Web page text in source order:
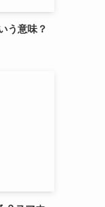
う意味？